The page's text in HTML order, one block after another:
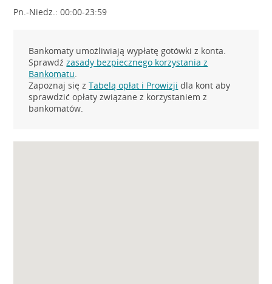
Pn.-Niedz.: 00:00-23:59
Bankomaty umożliwiają wypłatę gotówki z konta.
Sprawdźzasady bezpiecznego korzystania z
Bankomatu.
Zapoznaj się zTabelą opłat i Prowizji dla kont aby
sprawdzić opłaty związane z korzystaniem z
bankomatów.